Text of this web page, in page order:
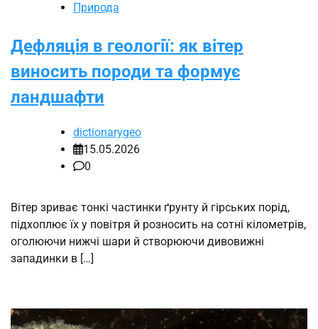
Природа
Дефляція в геології: як вітер
виносить породи та формує
ландшафти
dictionarygeo
15.05.2026
0
Вітер зриває тонкі частинки ґрунту й гірських порід,
підхоплює їх у повітря й розносить на сотні кілометрів,
оголюючи нижчі шари й створюючи дивовижні
западинки в […]